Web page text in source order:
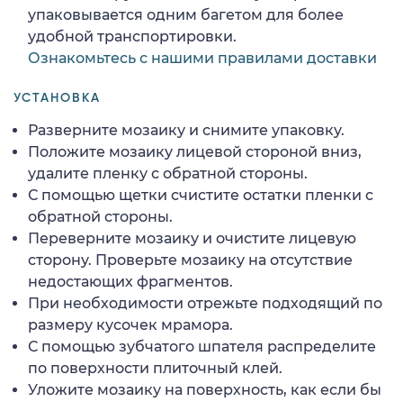
упаковывается одним багетом для более
удобной транспортировки.
Ознакомьтесь с нашими правилами доставки
УСТАНОВКА
Разверните мозаику и снимите упаковку.
Положите мозаику лицевой стороной вниз,
удалите пленку с обратной стороны.
С помощью щетки счистите остатки пленки с
обратной стороны.
Переверните мозаику и очистите лицевую
сторону. Проверьте мозаику на отсутствие
недостающих фрагментов.
При необходимости отрежьте подходящий по
размеру кусочек мрамора.
С помощью зубчатого шпателя распределите
по поверхности плиточный клей.
Уложите мозаику на поверхность, как если бы